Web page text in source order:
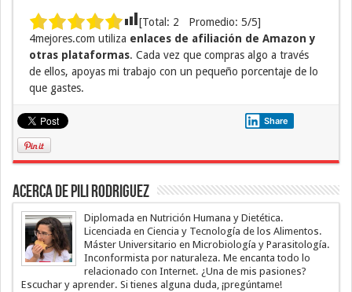
[Total: 2 Promedio: 5/5]
4mejores.com utiliza enlaces de afiliación de Amazon y
otras plataformas. Cada vez que compras algo a través
de ellos, apoyas mi trabajo con un pequeño porcentaje de lo
que gastes.
Share
Acerca de Pili Rodriguez
Diplomada en Nutrición Humana y Dietética.
Licenciada en Ciencia y Tecnología de los Alimentos.
Máster Universitario en Microbiología y Parasitología.
Inconformista por naturaleza. Me encanta todo lo
relacionado con Internet. ¿Una de mis pasiones?
Escuchar y aprender. Si tienes alguna duda, ¡pregúntame!